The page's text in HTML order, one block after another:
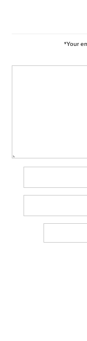
Your
*